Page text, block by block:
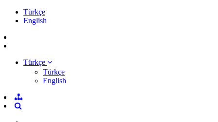
Türkçe
English
Türkçe
Türkçe
English